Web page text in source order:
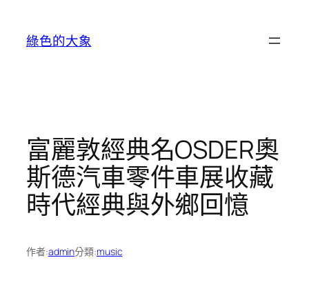
綠色的大象
富麗敦經典名OSDER奧
斯德汽車零件車展收藏
時代經典與外鄉回憶
作者:admin分類:music